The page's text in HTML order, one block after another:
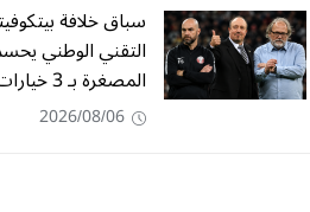
سباق خلافة
التقني الوطني
المصغرة بـ 3 خيارات
2026/08/06